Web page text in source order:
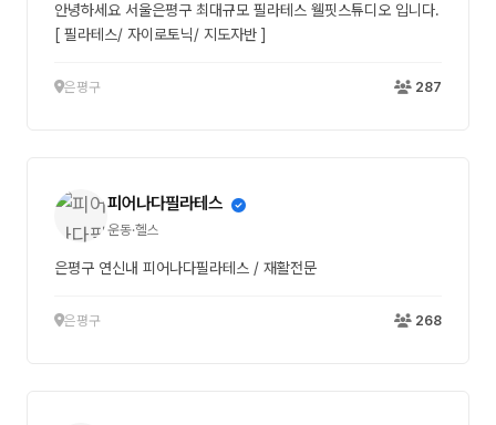
안녕하세요 서울은평구 최대규모 필라테스 웰핏스튜디오 입니다.
[ 필라테스/ 자이로토닉/ 지도자반 ]
은평구 287
피어나다필라테스
운동·헬스
은평구 연신내 피어나다필라테스 / 재활전문
은평구 268